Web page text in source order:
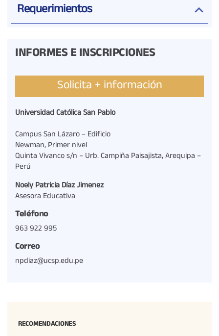
Requerimientos
INFORMES E INSCRIPCIONES
Solicita + información
Universidad Católica San Pablo
Campus San Lázaro – Edificio
Newman, Primer nivel
Quinta Vivanco s/n – Urb. Campiña Paisajista, Arequipa –
Perú
Noely Patricia Díaz Jimenez
Asesora Educativa
Teléfono
963 922 995
Correo
npdiaz@ucsp.edu.pe
RECOMENDACIONES